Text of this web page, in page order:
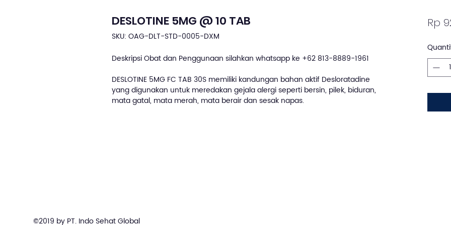
DESLOTINE 5MG @ 10 TAB
SKU: OAG-DLT-STD-0005-DXM
Deskripsi Obat dan Penggunaan silahkan whatsapp ke +62 813-8889-1961
DESLOTINE 5MG FC TAB 30S memiliki kandungan bahan aktif Desloratadine
yang digunakan untuk meredakan gejala alergi seperti bersin, pilek, biduran,
mata gatal, mata merah, mata berair dan sesak napas.
Rp
©2019 by PT. Indo Sehat Global